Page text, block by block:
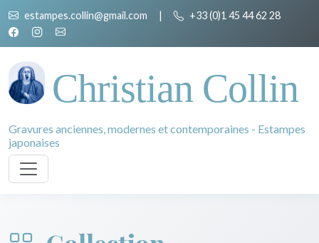
estampes.collin@gmail.com | +33 (0)1 45 44 62 28
Christian Collin
Gravures anciennes, modernes et contemporaines - Estampes
japonaises